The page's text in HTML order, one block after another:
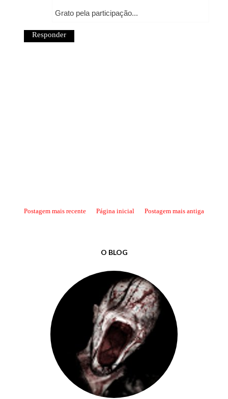
Grato pela participação...
Responder
Postagem mais recente Postagem mais antiga
Página inicial
O BLOG